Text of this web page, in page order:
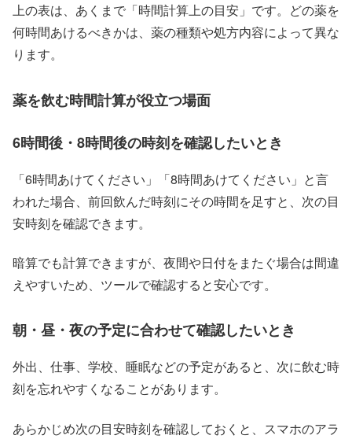
上の表は、あくまで「時間計算上の目安」です。どの薬を
何時間あけるべきかは、薬の種類や処方内容によって異な
ります。
薬を飲む時間計算が役立つ場面
6時間後・8時間後の時刻を確認したいとき
「6時間あけてください」「8時間あけてください」と言
われた場合、前回飲んだ時刻にその時間を足すと、次の目
安時刻を確認できます。
暗算でも計算できますが、夜間や日付をまたぐ場合は間違
えやすいため、ツールで確認すると安心です。
朝・昼・夜の予定に合わせて確認したいとき
外出、仕事、学校、睡眠などの予定があると、次に飲む時
刻を忘れやすくなることがあります。
あらかじめ次の目安時刻を確認しておくと、スマホのアラ